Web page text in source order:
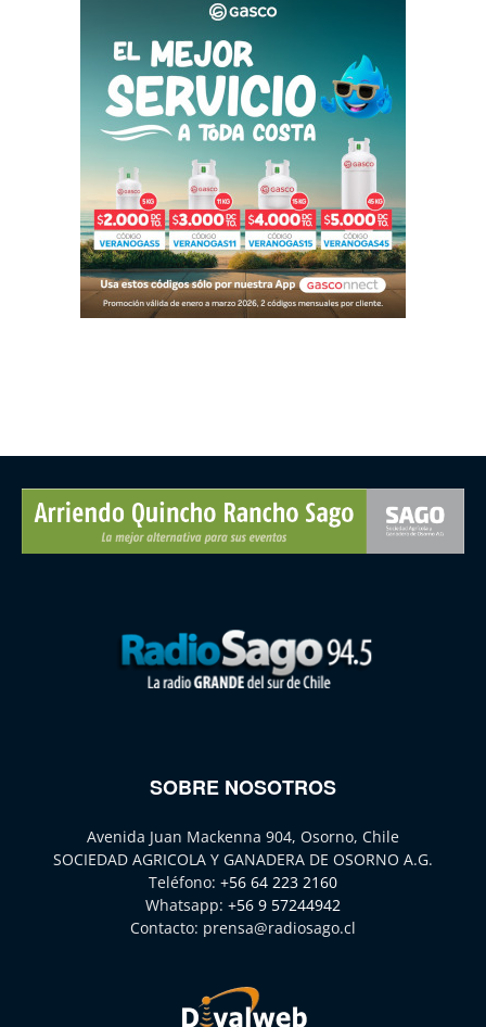
SOBRE NOSOTROS
Avenida Juan Mackenna 904, Osorno, Chile
SOCIEDAD AGRICOLA Y GANADERA DE OSORNO A.G.
Teléfono: +56 64 223 2160
Whatsapp: +56 9 57244942
Contacto: prensa@radiosago.cl